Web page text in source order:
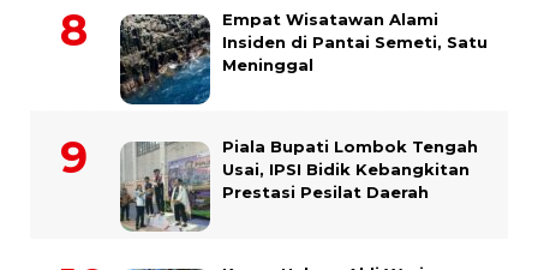
Empat Wisatawan Alami
Insiden di Pantai Semeti, Satu
Meninggal
Piala Bupati Lombok Tengah
Usai, IPSI Bidik Kebangkitan
Prestasi Pesilat Daerah